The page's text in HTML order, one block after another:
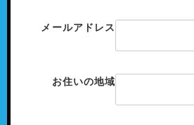
メールアドレス
お住いの地域